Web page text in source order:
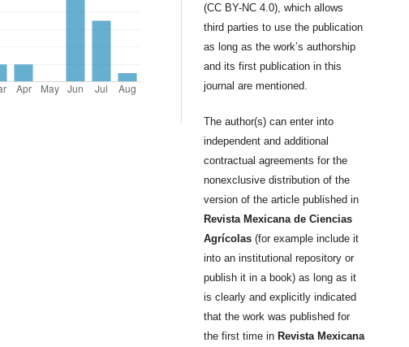
(CC BY-NC 4.0), which allows
third parties to use the publication
as long as the work’s authorship
and its first publication in this
journal are mentioned.
The author(s) can enter into
independent and additional
contractual agreements for the
nonexclusive distribution of the
version of the article published in
Revista Mexicana de Ciencias
Agrícolas (for example include it
into an institutional repository or
publish it in a book) as long as it
is clearly and explicitly indicated
that the work was published for
the first time in Revista Mexicana